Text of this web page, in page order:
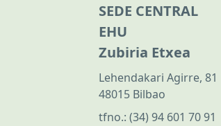
SEDE CENTRAL
EHU
Zubiria Etxea
Lehendakari Agirre, 81
48015 Bilbao
tfno.: (34) 94 601 70 91